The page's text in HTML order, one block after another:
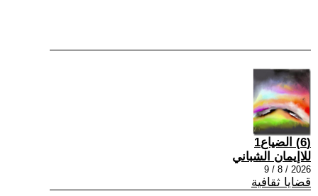
(6) الضياع1
للاإيمان الشباني
2026 / 8 / 9
قضايا ثقافية